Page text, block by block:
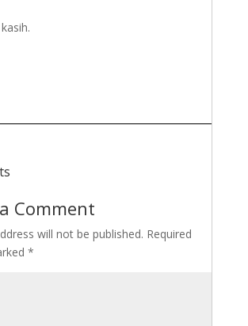
Comment
will not be published. Required
*